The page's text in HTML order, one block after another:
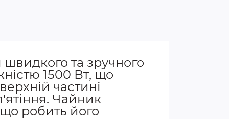
та зручного
1500 Вт, що
частині
Чайник
що робить його